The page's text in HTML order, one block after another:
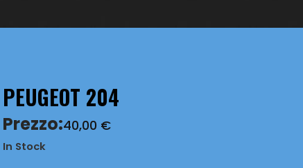
PEUGEOT 204
Prezzo:40,00 €
In Stock